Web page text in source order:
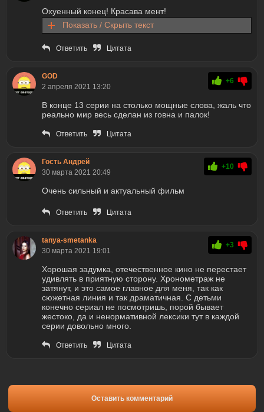
Охуенный конец! Красава мент!
Показать / Скрыть текст
Ответить Цитата
GOD
2 апреля 2021 13:20
+6
В конце 13 серии на столько мощные слова, жаль что
реально мир весь сделан из говна и палок!
Ответить Цитата
Гость Андрей
30 марта 2021 20:49
+10
Очень сильный и актуальный фильм
Ответить Цитата
tanya-smetanka
30 марта 2021 19:01
+3
Хорошая задумка, отечественное кино не перестает
удивлять в приятную сторону. Хронометраж не
затянут, и это самое главное для меня, так как
сюжетная линия и так драматичная. С детьми
конечно сериал не посмотришь, порой бывает
жестоко, да и ненормативной лексики тут в каждой
серии довольно много.
Ответить Цитата
Оставить комментарий